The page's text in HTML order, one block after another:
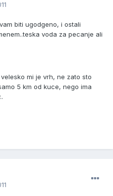
biti ugodgeno, i ostali
voda za pecanje ali
mi je vrh, ne zato sto
5 km od kuce, nego ima